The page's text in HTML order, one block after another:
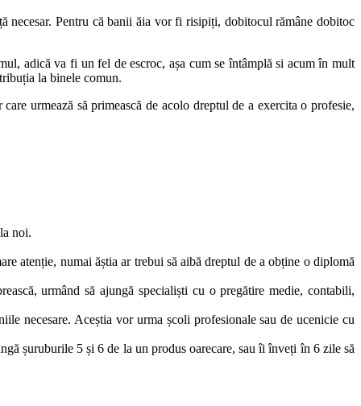
necesar. Pentru că banii ăia vor fi risipiți, dobitocul rămâne dobitoc
adică va fi un fel de escroc, așa cum se întâmplă si acum în mult
la binele comun.
urmează să primească de acolo dreptul de a exercita o profesie,
noi.
atenție, numai ăștia ar trebui să aibă dreptul de a obține o diplomă
urmând să ajungă specialiști cu o pregătire medie, contabili,
necesare. Aceștia vor urma școli profesionale sau de ucenicie cu
șuruburile 5 și 6 de la un produs oarecare, sau îi înveți în 6 zile să